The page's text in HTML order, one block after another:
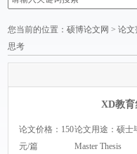
您当前的位置：硕博论文网 >论文
思考
XD教
论文价格：150
元/篇
论文用途：硕士
Master Thesis